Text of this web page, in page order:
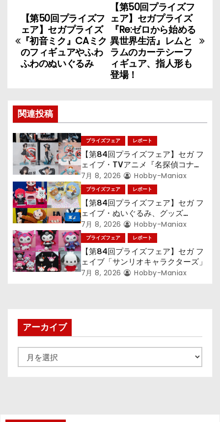
投
稿
ナ
ビ
ー
シ
ョ
ン
【第50回プライズフ
ェア】セガプライズ
『Re:ゼロから始める
異世界生活』レムと
ラムのカーテシーフ
ィギュア、指人形も
登場！
【第50回プライズフ
ェア】セガプライズ
『初音ミク』CAミク
のフィギュアやふわ
ふわのぬいぐるみ
関連投稿
プライズフェア レポート
【第84回プライズフェア】セガ フ
ェイブ・TVアニメ『名探偵コナ
ン』TVアニメ『呪術廻戦』『〈物
語〉シリーズ』「初音ミク」
7月 8, 2026 Hobby-Maniax
プライズフェア レポート
【第84回プライズフェア】セガ フ
ェイブ・ぬいぐるみ、グッズ
『LiSA』『ミニオン』『おさるの
ジョージ』『ポケットモンスター』
7月 8, 2026 Hobby-Maniax
プライズフェア レポート
【第84回プライズフェア】セガ フ
ェイブ「サンリオキャラクターズ」
7月 8, 2026 Hobby-Maniax
アーカイブ
ー